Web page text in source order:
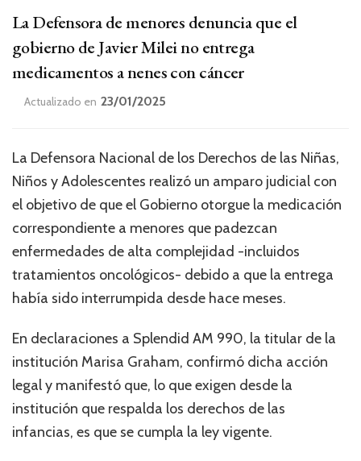
La Defensora de menores denuncia que el
gobierno de Javier Milei no entrega
medicamentos a nenes con cáncer
Actualizado en 23/01/2025
La Defensora Nacional de los Derechos de las Niñas,
Niños y Adolescentes realizó un amparo judicial con
el objetivo de que el Gobierno otorgue la medicación
correspondiente a menores que padezcan
enfermedades de alta complejidad -incluidos
tratamientos oncológicos- debido a que la entrega
había sido interrumpida desde hace meses.
En declaraciones a Splendid AM 990, la titular de la
institución Marisa Graham, confirmó dicha acción
legal y manifestó que, lo que exigen desde la
institución que respalda los derechos de las
infancias, es que se cumpla la ley vigente.